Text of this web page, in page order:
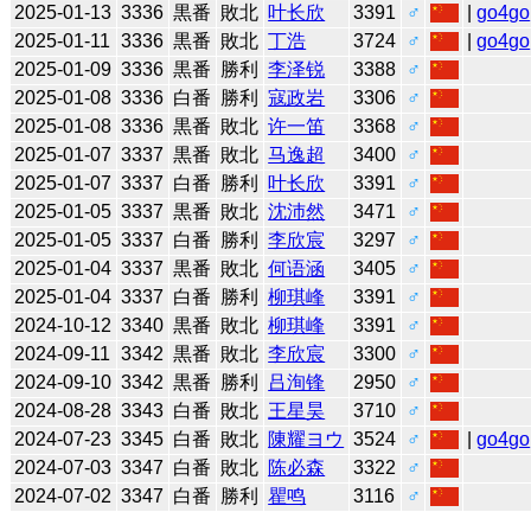
2025-01-13 3336 黒番 敗北 叶长欣 3391 ♂ |go4go
2025-01-11 3336 黒番 敗北 丁浩 3724 ♂ |go4go
2025-01-09 3336 黒番 勝利 李泽锐 3388
♂
2025-01-08 3336 白番 勝利 寇政岩 3306
♂
2025-01-08 3336 黒番 敗北 许一笛 3368
♂
2025-01-07 3337 黒番 敗北 马逸超 3400
♂
2025-01-07 3337 白番 勝利 叶长欣 3391
♂
2025-01-05 3337 黒番 敗北 沈沛然 3471
♂
2025-01-05 3337 白番 勝利 李欣宸 3297
♂
2025-01-04 3337 黒番 敗北 何语涵 3405
♂
2025-01-04 3337 白番 勝利 柳琪峰 3391
♂
2024-10-12 3340 黒番 敗北 柳琪峰 3391
♂
2024-09-11 3342 黒番 敗北 李欣宸 3300
♂
2024-09-10 3342 黒番 勝利 吕洵锋 2950
♂
2024-08-28 3343 白番 敗北 王星昊 3710
♂
2024-07-23 3345 白番 敗北 陳耀ヨウ 3524 ♂ |go4go
2024-07-03 3347 白番 敗北 陈必森 3322
♂
2024-07-02 3347 白番 勝利 瞿鸣 3116
♂